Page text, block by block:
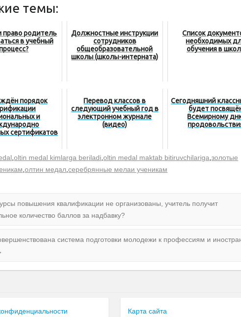
темы:
право родитель
в учебный
Должностные инструкции
сотрудников
общеобразовательной
школы (школы-интерната)
Список
необходимых
обучения в
порядок
и
сертификатов
Перевод классов в
следующий учебный год в
электронном журнале
(видео)
Сегодняшний
будет
Всемирному
,oltin medal kimlarga beriladi ,oltin medal maktab bitiruvchilariga ,золотые
,олтин медал ,серебрянные мелаи ученикам
повышения квалификации не организованы, учитель получит
количество баллов за надбавку?
система подготовки молодежи к профессиям и
Карта сайта